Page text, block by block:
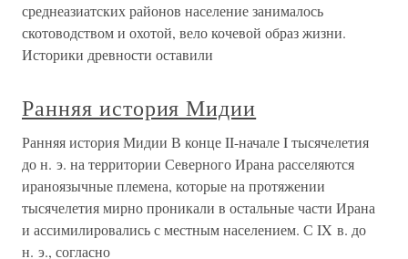
среднеазиатских районов население занималось
скотоводством и охотой, вело кочевой образ жизни.
Историки древности оставили
Ранняя история Мидии
Ранняя история Мидии В конце II-начале I тысячелетия
до н. э. на территории Северного Ирана расселяются
ираноязычные племена, которые на протяжении
тысячелетия мирно проникали в остальные части Ирана
и ассимилировались с местным населением. С IX в. до
н. э., согласно